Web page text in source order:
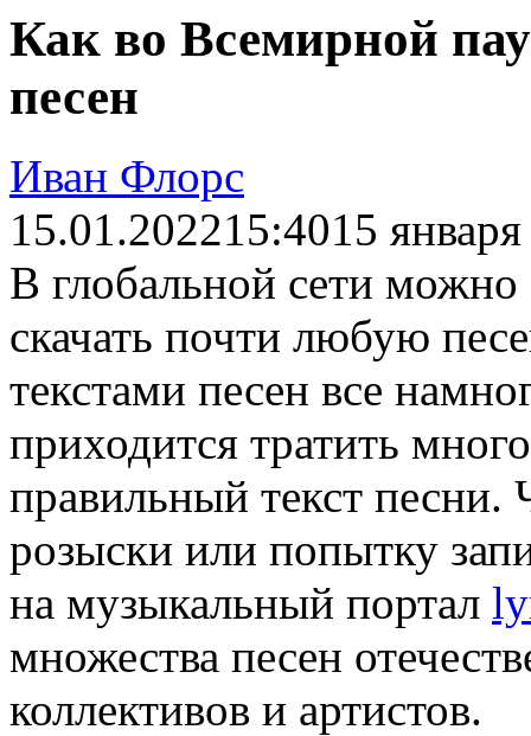
Как во Всемирной
песен
Иван Флорс
15.01.202215:4015
В глобальной сети
скачать почти любую
текстами песен все
приходится тратить
правильный текст песни.
розыски или попытку
на музыкальный портал
множества песен
коллективов и артистов.